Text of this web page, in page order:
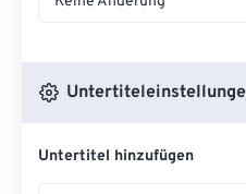
Untertitel hinzufügen